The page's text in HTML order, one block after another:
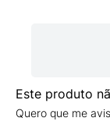
Este produto
Quero que me